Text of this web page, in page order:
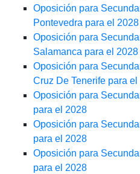
Oposición para
Pontevedra para el 2028
Oposición para
Salamanca para el 2028
Oposición para
Cruz De Tenerife para el
Oposición para
para el 2028
Oposición para
para el 2028
Oposición para
para el 2028